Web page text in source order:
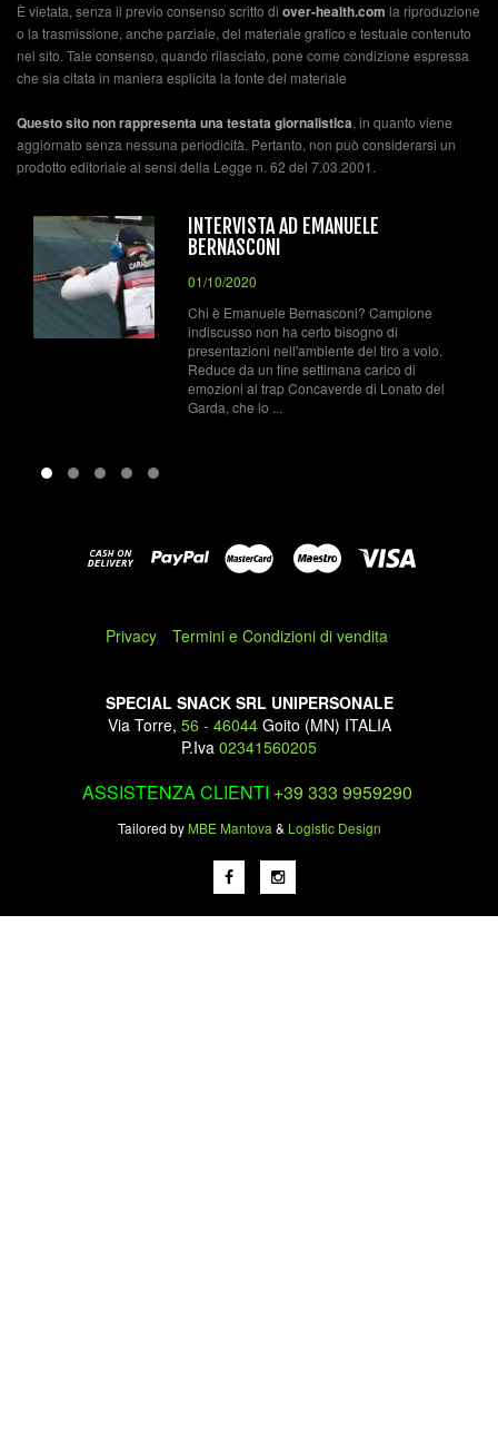
È vietata, senza il previo consenso scritto di over-health.com la riproduzione
o la trasmissione, anche parziale, del materiale grafico e testuale contenuto
nel sito. Tale consenso, quando rilasciato, pone come condizione espressa
che sia citata in maniera esplicita la fonte del materiale
Questo sito non rappresenta una testata giornalistica, in quanto viene
aggiornato senza nessuna periodicità. Pertanto, non può considerarsi un
prodotto editoriale ai sensi della Legge n. 62 del 7.03.2001.
INTERVISTA AD EMANUELE
BERNASCONI
01/10/2020
Chi è Emanuele Bernasconi? Campione
indiscusso non ha certo bisogno di
presentazioni nell'ambiente del tiro a volo.
Reduce da un fine settimana carico di
emozioni al trap Concaverde di Lonato del
Garda, che lo ...
Privacy Termini e Condizioni di vendita
SPECIAL SNACK SRL UNIPERSONALE
Via Torre, 56 - 46044Goito (MN) ITALIA
P.Iva 02341560205
ASSISTENZA CLIENTI +39 333 9959290
Tailored by MBE Mantova & Logistic Design